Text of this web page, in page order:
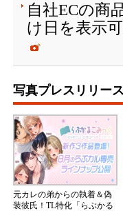
自社ECの商
け日を表示
写真プレスリリース
元カレの弟からの執着＆偽
装彼氏！TL特化「らぶかる